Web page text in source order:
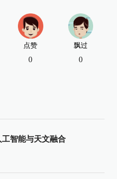
点赞
0
飘过
0
智能与天文融合